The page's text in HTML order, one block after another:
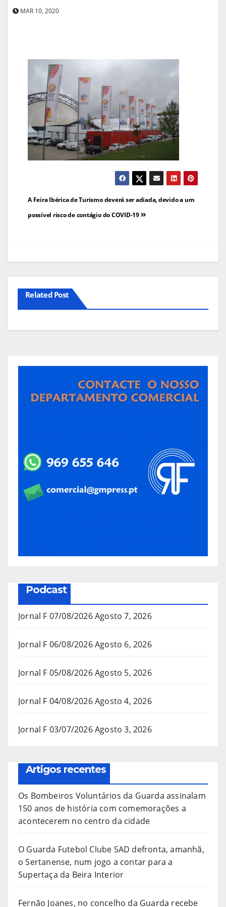
MAR 10, 2020
Navegação
de
A Feira Ibérica de Turismo deverá ser adiada, devido a um
possível risco de contágio do COVID-19
Related Post
Podcast
Jornal F 07/08/2026Agosto 7, 2026
Jornal F 06/08/2026Agosto 6, 2026
Jornal F 05/08/2026Agosto 5, 2026
Jornal F 04/08/2026Agosto 4, 2026
Jornal F 03/07/2026Agosto 3, 2026
Artigos recentes
Os Bombeiros Voluntários da Guarda assinalam
150 anos de história com comemorações a
acontecerem no centro da cidade
O Guarda Futebol Clube SAD defronta, amanhã,
o Sertanense, num jogo a contar para a
Supertaça da Beira Interior
Fernão Joanes, no concelho da Guarda recebe